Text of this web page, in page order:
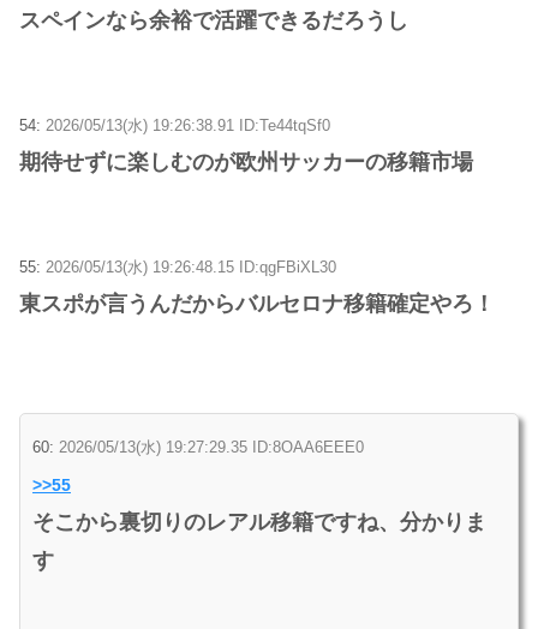
スペインなら余裕で活躍できるだろうし
54: 2026/05/13(水) 19:26:38.91 ID:Te44tqSf0
期待せずに楽しむのが欧州サッカーの移籍市場
55: 2026/05/13(水) 19:26:48.15 ID:qgFBiXL30
東スポが言うんだからバルセロナ移籍確定やろ！
60: 2026/05/13(水) 19:27:29.35 ID:8OAA6EEE0
>>55
そこから裏切りのレアル移籍ですね、分かりま
す